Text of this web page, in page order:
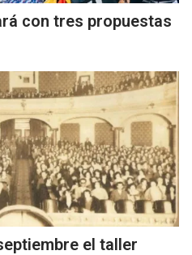
con tres propuestas
el taller